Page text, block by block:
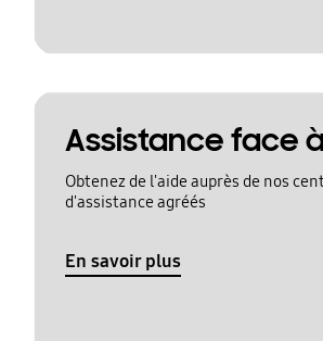
Assistance face
Obtenez de l'aide auprès de nos
d'assistance agréés
En savoir plus